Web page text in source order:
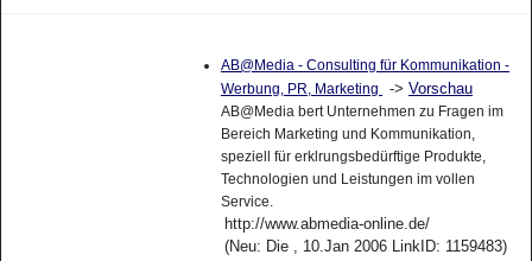
AB@Media - Consulting für Kommunikation -
Werbung, PR, Marketing
-> Vorschau
AB@Media bert Unternehmen zu Fragen im
Bereich Marketing und Kommunikation,
speziell für erklrungsbedürftige Produkte,
Technologien und Leistungen im vollen
Service.
http://www.abmedia-online.de/
(Neu: Die , 10.Jan 2006 LinkID: 1159483)